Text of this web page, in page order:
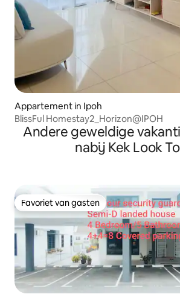
Appartement in Ipoh
BlissFul Homestay2_Horizon@IPOH
Andere geweldige
nabij Kek Look
Favoriet van gasten
Favoriet van gasten